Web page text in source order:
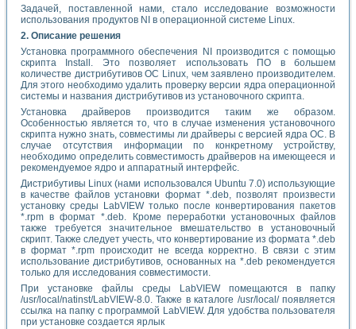
Задачей, поставленной нами, стало исследование возможности
использования продуктов NI в операционной системе Linux.
2. Описание решения
Установка программного обеспечения NI производится с помощью
скрипта Install. Это позволяет использовать ПО в большем
количестве дистрибутивов ОС Linux, чем заявлено производителем.
Для этого необходимо удалить проверку версии ядра операционной
системы и названия дистрибутивов из установочного скрипта.
Установка драйверов производится таким же образом.
Особенностью является то, что в случае изменения установочного
скрипта нужно знать, совместимы ли драйверы с версией ядра ОС. В
случае отсутствия информации по конкретному устройству,
необходимо определить совместимость драйверов на имеющееся и
рекомендуемое ядро и аппаратный интерфейс.
Дистрибутивы Linux (нами использовался Ubuntu 7.0) использующие
в качестве файлов установки формат *.deb, позволят произвести
установку среды LabVIEW только после конвертирования пакетов
*.rpm в формат *.deb. Кроме переработки установочных файлов
также требуется значительное вмешательство в установочный
скрипт. Также следует учесть, что конвертирование из формата *.deb
в формат *.rpm происходит не всегда корректно. В связи с этим
использование дистрибутивов, основанных на *.deb рекомендуется
только для исследования совместимости.
При установке файлы среды LabVIEW помещаются в папку
/usr/local/natinst/LabVIEW-8.0. Также в каталоге /usr/local/ появляется
ссылка на папку с программой LabVIEW. Для удобства пользователя
при установке создается ярлык